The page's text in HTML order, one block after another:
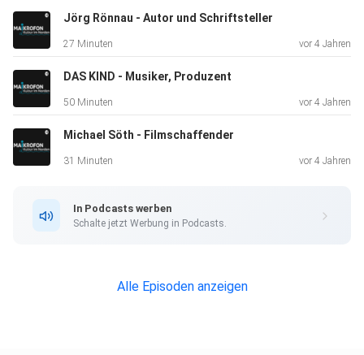
seine
eigene Musik und hat im letzten Jahr erst die EP „THIS“
Facetten
vereint! Mehr über ihn erfahrt ihr hier auf Spotify oder auf
Jörg Rönnau - Autor und Schriftsteller
27 Minuten vor 4 Jahren
DAS KIND - Musiker, Produzent
50 Minuten vor 4 Jahren
Michael Söth - Filmschaffender
31 Minuten vor 4 Jahren
In Podcasts werben
Schalte jetzt Werbung in Podcasts.
Alle Episoden anzeigen